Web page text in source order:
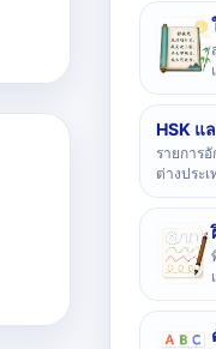
HSK แ
รายการ
ต่างประเ